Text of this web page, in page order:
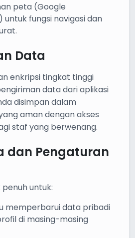
peta (Google
fungsi navigasi dan
Data
enkripsi tingkat tinggi
data dari aplikasi
disimpan dalam
aman dengan akses
staf yang berwenang.
dan Pengaturan
untuk:
memperbarui data pribadi
di masing-masing